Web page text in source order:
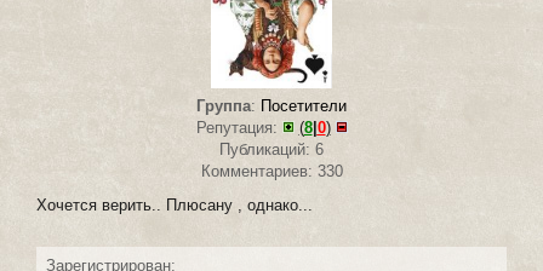
Группа: Посетители
Репутация:
(8| 0)
Публикаций: 6
Комментариев: 330
Хочется верить.. Плюсану , однако...
Зарегистрирован: